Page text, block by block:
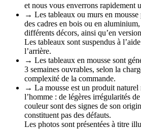
et nous vous enverrons rapidement
→ Les tableaux ou murs en mousse
des cadres en bois ou en
différents décors, ainsi qu’en
Les tableaux sont suspendus à
l’arrière.
→ Les tableaux en mousse sont
3 semaines ouvrables, selon la
complexité de la commande.
→ La mousse est un produit naturel
l’homme : de légères irrégularités
couleur sont des signes de son
constituent pas des défauts.
Les photos sont présentées à titre